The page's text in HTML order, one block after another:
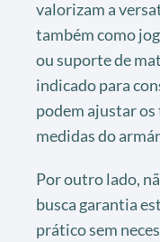
valorizam a
também como
ou suporte de
indicado para
podem ajustar os
medidas do
Por outro lado,
busca garantia
prático sem